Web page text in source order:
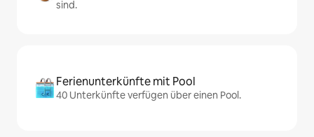
sind.
Ferienunterkünfte mit Pool
40 Unterkünfte verfügen über einen Pool.